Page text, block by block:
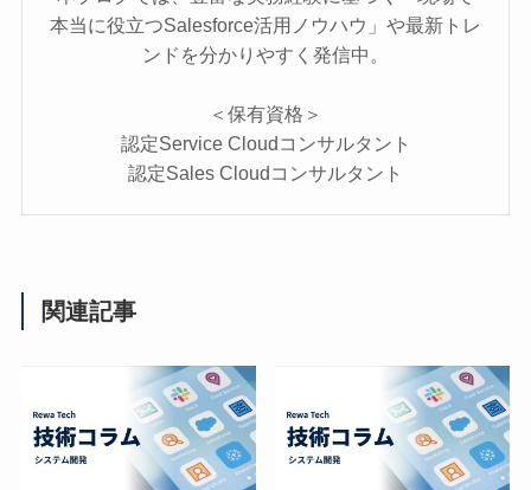
本当に役立つSalesforce活用ノウハウ」や最新トレ
ンドを分かりやすく発信中。
＜保有資格＞
認定Service Cloudコンサルタント
認定Sales Cloudコンサルタント
関連記事